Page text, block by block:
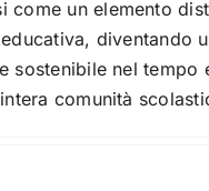
come un elemento
diventando
sostenibile nel tempo
comunità